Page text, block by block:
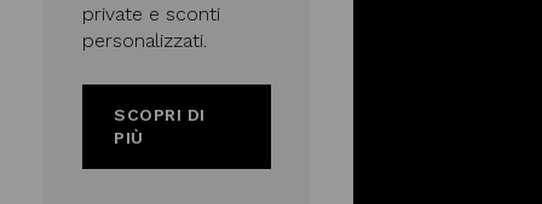
private e sconti
personalizzati.
SCOPRI DI
PIÙ